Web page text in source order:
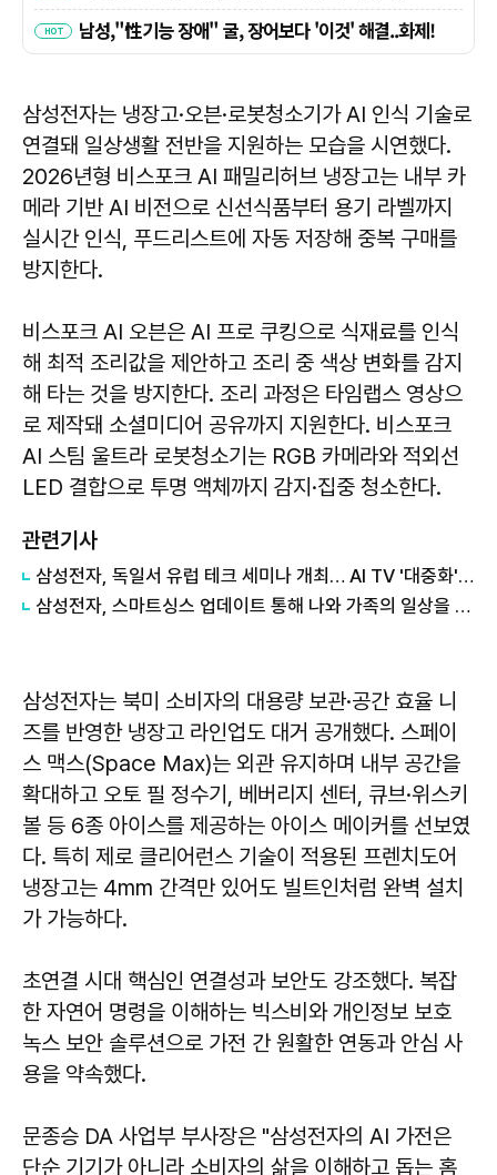
삼성전자는 냉장고·오븐·로봇청소기가 AI 인식 기술로
연결돼 일상생활 전반을 지원하는 모습을 시연했다.
2026년형 비스포크 AI 패밀리허브 냉장고는 내부 카
메라 기반 AI 비전으로 신선식품부터 용기 라벨까지
실시간 인식, 푸드리스트에 자동 저장해 중복 구매를
방지한다.
비스포크 AI 오븐은 AI 프로 쿠킹으로 식재료를 인식
해 최적 조리값을 제안하고 조리 중 색상 변화를 감지
해 타는 것을 방지한다. 조리 과정은 타임랩스 영상으
로 제작돼 소셜미디어 공유까지 지원한다. 비스포크
AI 스팀 울트라 로봇청소기는 RGB 카메라와 적외선
LED 결합으로 투명 액체까지 감지·집중 청소한다.
관련기사
삼성전자, 독일서 유럽 테크 세미나 개최… AI TV '대중화' 공격 시작
삼성전자, 스마트싱스 업데이트 통해 나와 가족의 일상을 돌보는 경험 강화
삼성전자는 북미 소비자의 대용량 보관·공간 효율 니
즈를 반영한 냉장고 라인업도 대거 공개했다. 스페이
스 맥스(Space Max)는 외관 유지하며 내부 공간을
확대하고 오토 필 정수기, 베버리지 센터, 큐브·위스키
볼 등 6종 아이스를 제공하는 아이스 메이커를 선보였
다. 특히 제로 클리어런스 기술이 적용된 프렌치도어
냉장고는 4mm 간격만 있어도 빌트인처럼 완벽 설치
가 가능하다.
초연결 시대 핵심인 연결성과 보안도 강조했다. 복잡
한 자연어 명령을 이해하는 빅스비와 개인정보 보호
녹스 보안 솔루션으로 가전 간 원활한 연동과 안심 사
용을 약속했다.
문종승 DA 사업부 부사장은 "삼성전자의 AI 가전은
단순 기기가 아니라 소비자의 삶을 이해하고 돕는 홈